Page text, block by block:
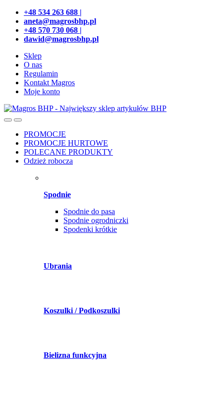
Przejdź
nawigacji
Przeskocz
treści
+48 534 263 688 |
aneta@magrosbhp.pl
+48 570 730 068 |
dawid@magrosbhp.pl
Sklep
O nas
Regulamin
Kontakt Magros
Moje konto
PROMOCJE
PROMOCJE HURTOWE
POLECANE PRODUKTY
Odzież robocza
Spodnie
Spodnie do pasa
Spodnie ogrodniczki
Spodenki krótkie
Ubrania
Koszulki / Podkoszulki
Bielizna funkcyjna